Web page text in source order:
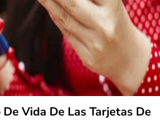
Vida De Las Tarjetas De